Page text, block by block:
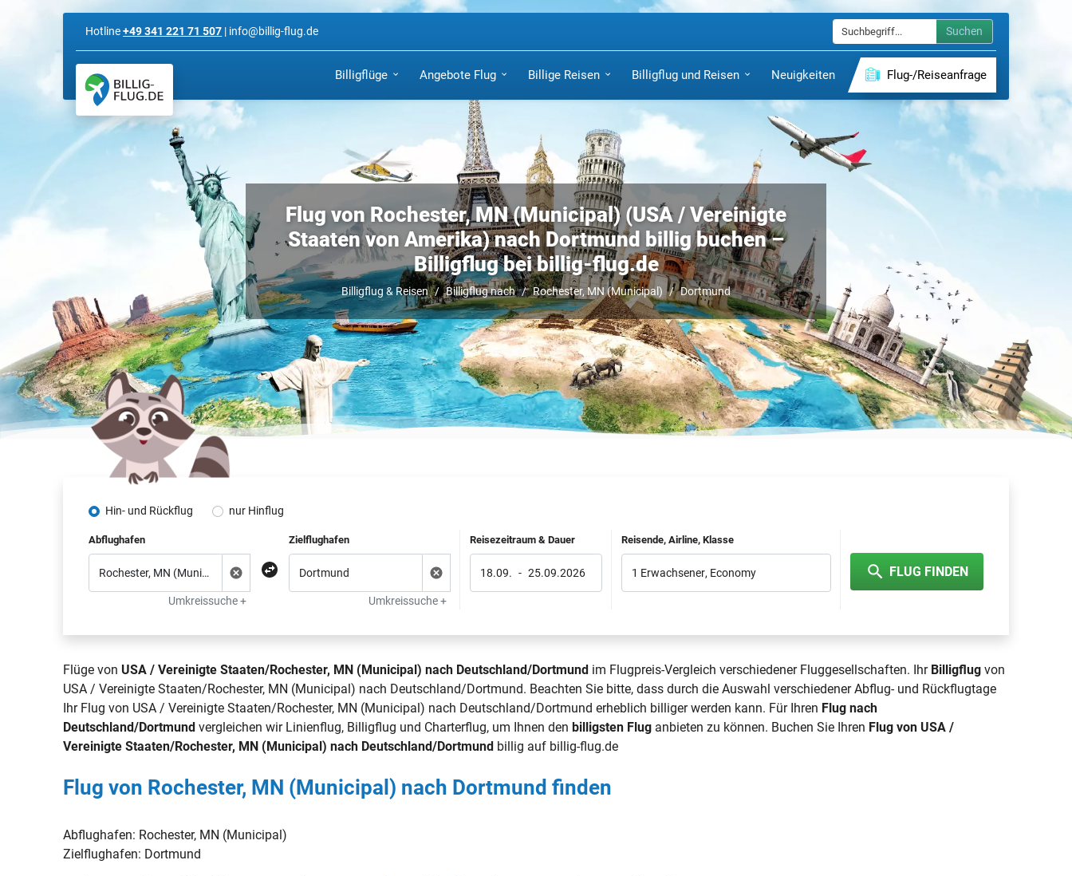
Hotline+49 341 221 71 507 | info@billig-flug.de Suchen
Billigflüge Angebote Flug Billige Reisen Billigflug und Reisen Neuigkeiten Flug-/Reiseanfrage
Flug von Rochester, MN (Municipal) (USA / Vereinigte
Staaten von Amerika) nach Dortmund billig buchen –
Billigflug bei billig-flug.de
Billigflug & Reisen Billigflug nach Rochester, MN (Municipal) Dortmund
Hin- und Rückflug nur Hinflug
Abflughafen
Umkreissuche +
Zielflughafen
Umkreissuche +
Reisezeitraum & Dauer
18.09. - 25.09.2026
Reisende, Airline, Klasse
1 Erwachsener, Economy FLUG FINDEN
Flüge von USA / Vereinigte Staaten/Rochester, MN (Municipal) nach Deutschland/Dortmund im Flugpreis-Vergleich verschiedener Fluggesellschaften. Ihr Billigflug von
USA / Vereinigte Staaten/Rochester, MN (Municipal) nach Deutschland/Dortmund. Beachten Sie bitte, dass durch die Auswahl verschiedener Abflug- und Rückflugtage
Ihr Flug von USA / Vereinigte Staaten/Rochester, MN (Municipal) nach Deutschland/Dortmund erheblich billiger werden kann. Für Ihren Flug nach
Deutschland/Dortmund vergleichen wir Linienflug, Billigflug und Charterflug, um Ihnen denbilligsten Flug anbieten zu können. Buchen Sie Ihren Flug von USA /
Vereinigte Staaten/Rochester, MN (Municipal) nach Deutschland/Dortmund billig auf billig-flug.de
Flug von Rochester, MN (Municipal) nach Dortmund finden
Abflughafen: Rochester, MN (Municipal)
Zielflughafen: Dortmund